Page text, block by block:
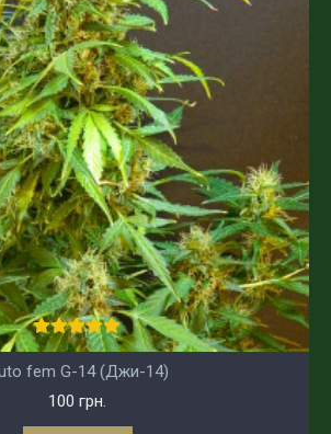
fem G-14 (Джи-14)
100 грн.